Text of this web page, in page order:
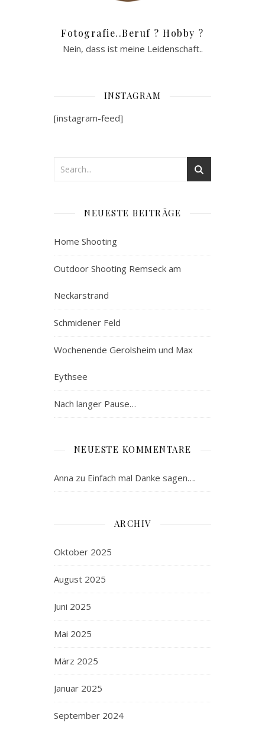
Fotografie..Beruf ? Hobby ?
Nein, dass ist meine Leidenschaft..
INSTAGRAM
[instagram-feed]
NEUESTE BEITRÄGE
Home Shooting
Outdoor Shooting Remseck am
Neckarstrand
Schmidener Feld
Wochenende Gerolsheim und Max
Eythsee
Nach langer Pause…
NEUESTE KOMMENTARE
Anna zu Einfach mal Danke sagen….
ARCHIV
Oktober 2025
August 2025
Juni 2025
Mai 2025
März 2025
Januar 2025
September 2024